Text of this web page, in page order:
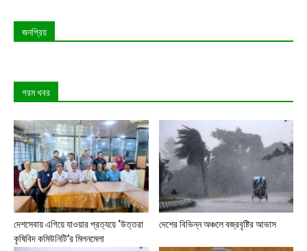
জনপ্রিয়
গরম খবর
দেশসেবায় এগিয়ে যাওয়ার প্রত্যয়ে ‘উত্তরা
কৃষিবিদ কমিউনিটি’র মিলনমেলা
দেশের বিভিন্ন অঞ্চলে বজ্রবৃষ্টির আভাস